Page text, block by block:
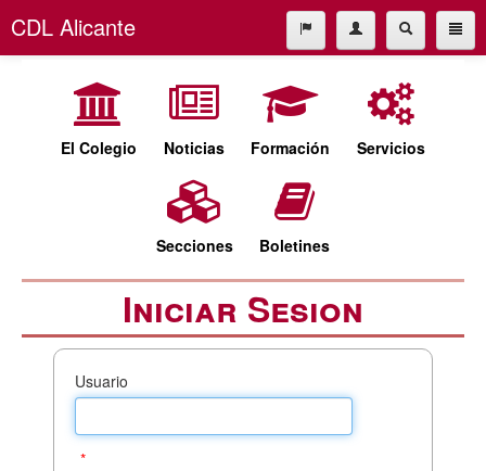
CDL Alicante
Formación
cdl@cdlalicante.org
El Colegio Noticias Formación Servicios
Secciones Boletines
Iniciar Sesion
Usuario
*